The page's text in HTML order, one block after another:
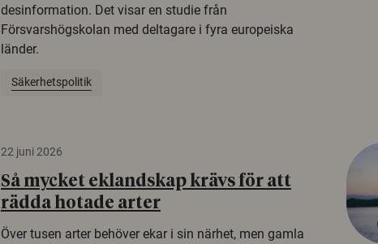
desinformation. Det visar en studie från
Försvarshögskolan med deltagare i fyra europeiska
länder.
Säkerhetspolitik
22 juni 2026
Så mycket eklandskap krävs för att
rädda hotade arter
Över tusen arter behöver ekar i sin närhet, men gamla